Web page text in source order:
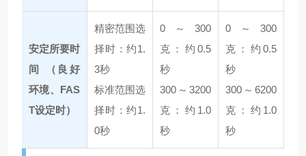
安定所要时
间 （良好
环境、FAS
T设定时）
精密范围选
择时：约1.
3秒
标准范围选
择时：约1.
0秒
0～300
克：约0.5
秒
300～3200
克：约1.0
秒
0～300
克：约0.5
秒
300～6200
克：约1.0
秒